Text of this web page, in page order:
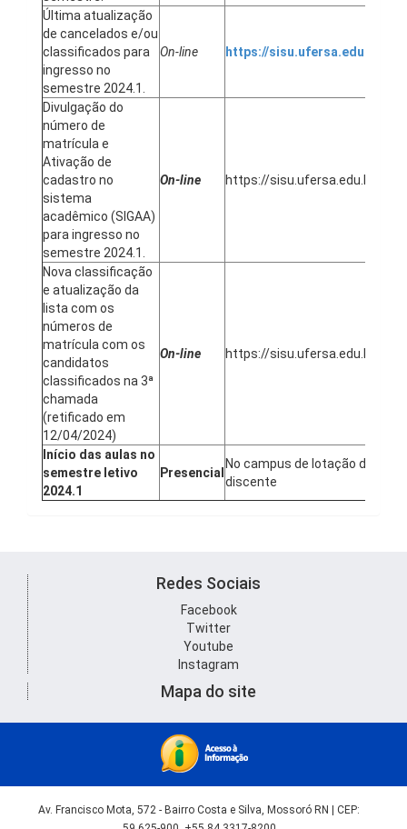
Última atualização
de cancelados e/ou
classificados para
ingresso no
semestre 2024.1.
On-line https://sisu.ufersa.edu.br/
Divulgação do
número de
matrícula e
Ativação de
cadastro no
sistema
acadêmico (SIGAA)
para ingresso no
semestre 2024.1.
On-line https://sisu.ufersa.edu.br/
Nova classificação
e atualização da
lista com os
números de
matrícula com os
candidatos
classificados na 3ª
chamada
(retificado em
12/04/2024)
On-line https://sisu.ufersa.edu.br/
Início das aulas no
semestre letivo
2024.1
Presencial
No campus de lotação do
discente
Redes Sociais
Facebook
Twitter
Youtube
Instagram
Mapa do site
Av. Francisco Mota, 572 - Bairro Costa e Silva, Mossoró RN | CEP: